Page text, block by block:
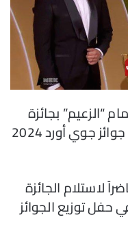
“الزعيم” بجائزة
زعيم الفن العربي في حفل توزيع جوائز جوي أورد 2024
لاستلام الجائزة
توزيع الجوائز